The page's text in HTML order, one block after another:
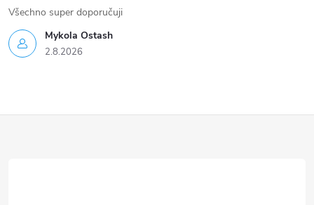
Mykola Ostash
2.8.2026
Všechno super doporučuji